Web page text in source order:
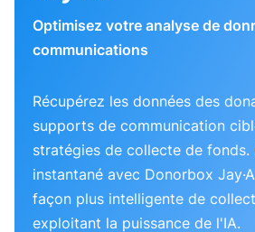
Optimisez votre analyse de
communications
Récupérez les données des
supports de communication
stratégies de collecte de fonds.
instantané avec Donorbox
façon plus intelligente de
exploitant la puissance de l'IA.